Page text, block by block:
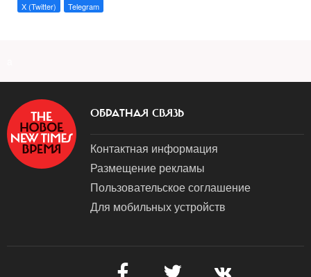
X (Twitter) Telegram
ОБРАТНАЯ СВЯЗЬ
Контактная информация
Размещение рекламы
Пользовательское соглашение
Для мобильных устройств